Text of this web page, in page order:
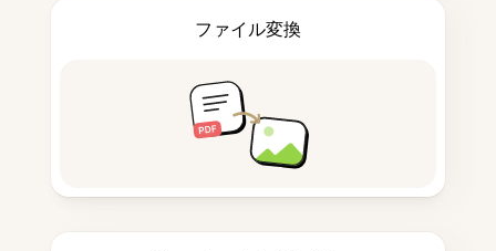
ファイル変換